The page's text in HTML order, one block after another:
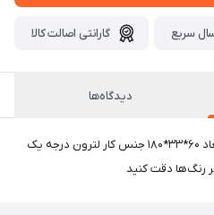
سریع گارانتی اصالت کالا
دیدگاه‌ها
کتابخانه همراه با سه عدد کشو در ابعاد ۶۰*۳۳*۱۸۰ جنس کار لترون درجه یک
رنگ‌ها دقت کنید